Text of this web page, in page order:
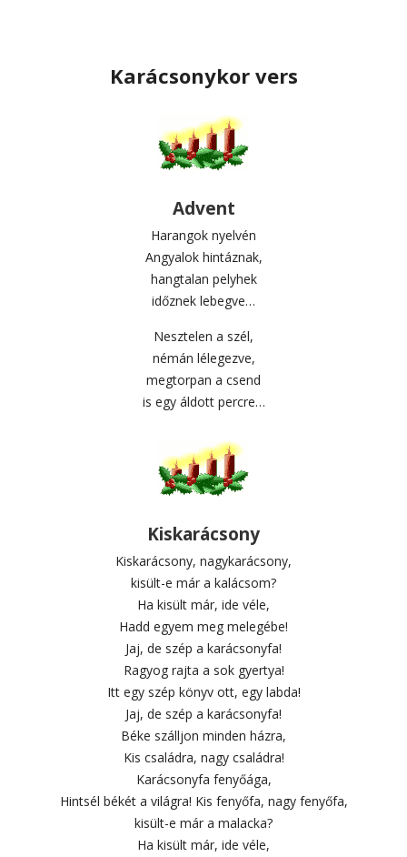
Karácsonykor vers
Advent
Harangok nyelvén
Angyalok hintáznak,
hangtalan pelyhek
időznek lebegve…
Nesztelen a szél,
némán lélegezve,
megtorpan a csend
is egy áldott percre…
Kiskarácsony
Kiskarácsony, nagykarácsony,
kisült-e már a kalácsom?
Ha kisült már, ide véle,
Hadd egyem meg melegébe!
Jaj, de szép a karácsonyfa!
Ragyog rajta a sok gyertya!
Itt egy szép könyv ott, egy labda!
Jaj, de szép a karácsonyfa!
Béke szálljon minden házra,
Kis családra, nagy családra!
Karácsonyfa fenyőága,
Hintsél békét a világra! Kis fenyőfa, nagy fenyőfa,
kisült-e már a malacka?
Ha kisült már, ide véle,